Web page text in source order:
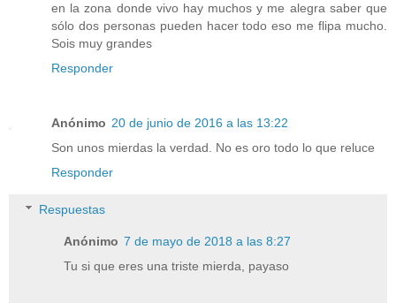
en la zona donde vivo hay muchos y me alegra saber que
sólo dos personas pueden hacer todo eso me flipa mucho.
Sois muy grandes
Responder
Anónimo 20 de junio de 2016 a las 13:22
Son unos mierdas la verdad. No es oro todo lo que reluce
Responder
Respuestas
Anónimo 7 de mayo de 2018 a las 8:27
Tu si que eres una triste mierda, payaso